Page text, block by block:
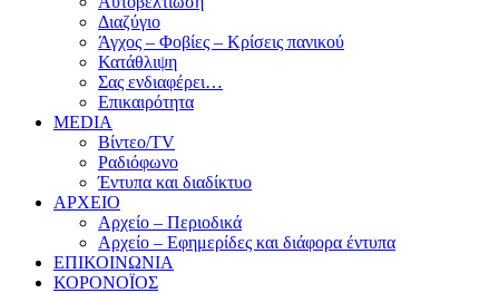
Διαζύγιο
Άγχος – Φοβίες – Κρίσεις πανικού
Κατάθλιψη
Σας ενδιαφέρει…
Επικαιρότητα
MEDIA
Βίντεο/TV
Ραδιόφωνο
Έντυπα και διαδίκτυο
ΑΡΧΕΙΟ
Αρχείο – Περιοδικά
Αρχείο – Εφημερίδες και διάφορα έντυπα
ΕΠΙΚΟΙΝΩΝΙΑ
ΚΟΡΟΝΟΪΟΣ